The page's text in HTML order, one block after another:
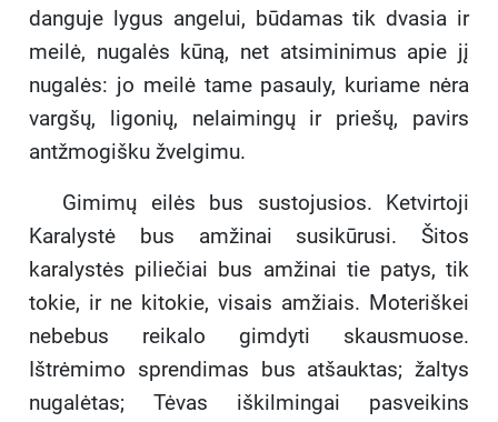
danguje lygus angelui, būdamas tik dvasia ir
meilė, nugalės kūną, net atsiminimus apie jį
nugalės: jo meilė tame pasauly, kuriame nėra
vargšų, ligonių, nelaimingų ir priešų, pavirs
antžmogišku žvelgimu.
Gimimų eilės bus sustojusios. Ketvirtoji
Karalystė bus amžinai susikūrusi. Šitos
karalystės piliečiai bus amžinai tie patys, tik
tokie, ir ne kitokie, visais amžiais. Moteriškei
nebebus reikalo gimdyti skausmuose.
Ištrėmimo sprendimas bus atšauktas; žaltys
nugalėtas; Tėvas iškilmingai pasveikins